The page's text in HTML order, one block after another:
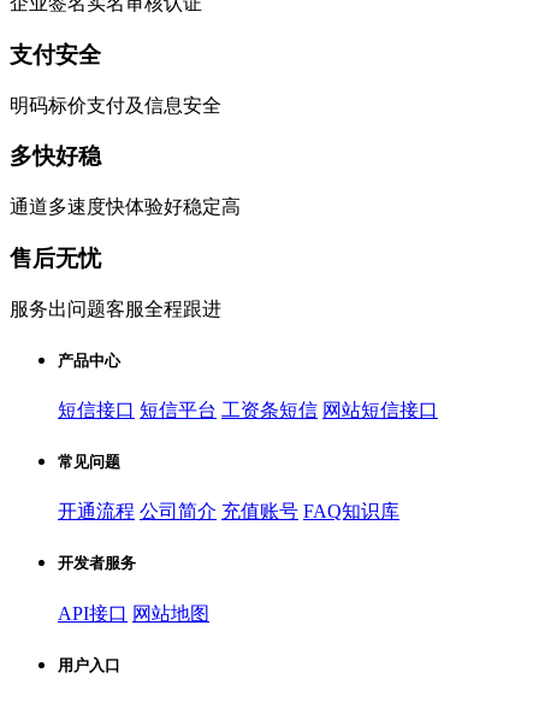
支付安全
明码标价支付及信息安全
多快好稳
通道多速度快体验好稳定高
售后无忧
服务出问题客服全程跟进
产品中心
短信接口 短信平台 工资条短信 网站短信接口
常见问题
开通流程 公司简介 充值账号 FAQ知识库
开发者服务
API接口 网站地图
用户入口